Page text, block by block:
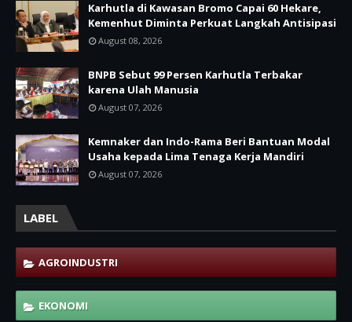
Karhutla di Kawasan Bromo Capai 60 Hekare,
Kemenhut Diminta Perkuat Langkah Antisipasi
August 08, 2026
BNPB Sebut 99 Persen Karhutla Terbakar
karena Ulah Manusia
August 07, 2026
Kemnaker dan Indo-Rama Beri Bantuan Modal
Usaha kepada Lima Tenaga Kerja Mandiri
August 07, 2026
LABEL
AGROINDUSTRI
EKONOMI